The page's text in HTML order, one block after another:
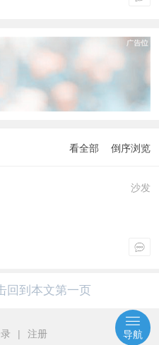
看全部 倒序浏览
沙发
回到本文第一页
| 注册 导航